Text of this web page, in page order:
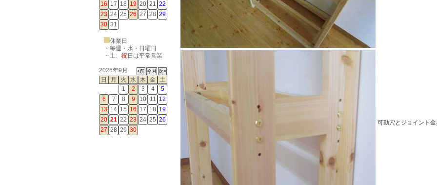
16 17 18 19 20 21 22
23 24 25 26 27 28 29
30 31
休業日
・毎週・水・日曜日
・ 土、 祝日は平常営業
2026年9月
日
月 火 水 木 金
土
1
2 3 4
5
6
7 8 9 10 11 12
13 14 15 16 17 18 19
20 21 22 23 24 25 26
27 28 29 30
可動穴とジョイント